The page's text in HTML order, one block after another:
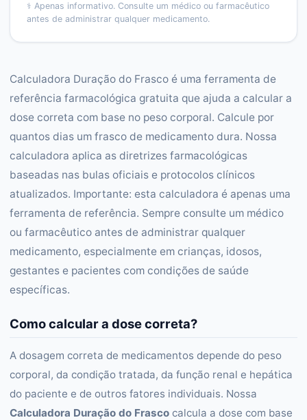
⚕️ Apenas informativo. Consulte um médico ou farmacêutico
antes de administrar qualquer medicamento.
Calculadora Duração do Frasco é uma ferramenta de
referência farmacológica gratuita que ajuda a calcular a
dose correta com base no peso corporal. Calcule por
quantos dias um frasco de medicamento dura. Nossa
calculadora aplica as diretrizes farmacológicas
baseadas nas bulas oficiais e protocolos clínicos
atualizados. Importante: esta calculadora é apenas uma
ferramenta de referência. Sempre consulte um médico
ou farmacêutico antes de administrar qualquer
medicamento, especialmente em crianças, idosos,
gestantes e pacientes com condições de saúde
específicas.
Como calcular a dose correta?
A dosagem correta de medicamentos depende do peso
corporal, da condição tratada, da função renal e hepática
do paciente e de outros fatores individuais. Nossa
Calculadora Duração do Frasco calcula a dose com base